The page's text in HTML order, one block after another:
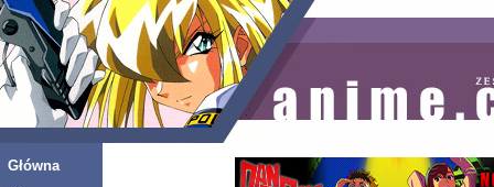
Główna